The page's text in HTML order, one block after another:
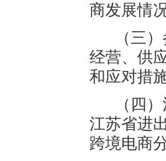
商发展情
（三
经营、供
和应对措
（四
江苏省进
跨境电商